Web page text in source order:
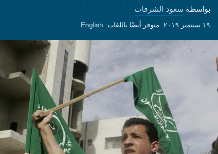
بواسطة سعود الشرفات
١٩ سبتمبر ٢٠١٩ متوفر أيضًا باللغات: English